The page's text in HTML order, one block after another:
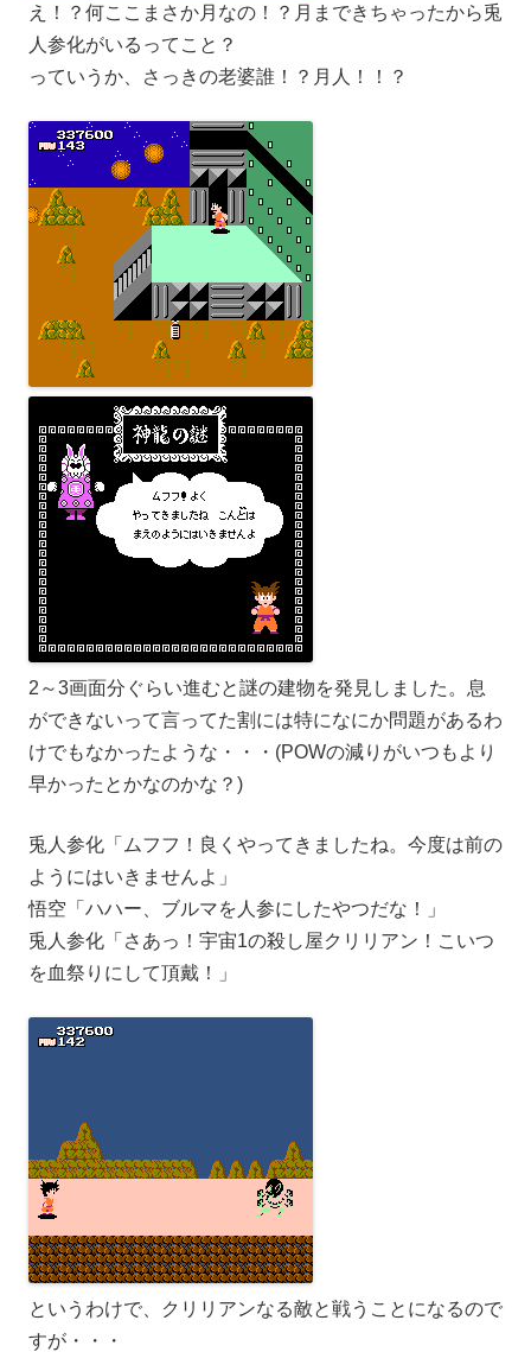
え！？何ここまさか月なの！？月まできちゃったから兎
人参化がいるってこと？
っていうか、さっきの老婆誰！？月人！！？
2～3画面分ぐらい進むと謎の建物を発見しました。息
ができないって言ってた割には特になにか問題があるわ
けでもなかったような・・・(POWの減りがいつもより
早かったとかなのかな？)
兎人参化「ムフフ！良くやってきましたね。今度は前の
ようにはいきませんよ」
悟空「ハハー、ブルマを人参にしたやつだな！」
兎人参化「さあっ！宇宙1の殺し屋クリリアン！こいつ
を血祭りにして頂戴！」
というわけで、クリリアンなる敵と戦うことになるので
すが・・・